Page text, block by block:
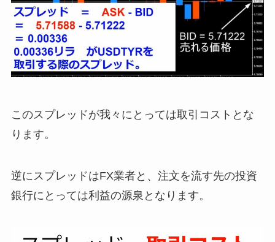
このスプレッドが我々にとっては取引コストとな
ります。
逆にスプレッドはFX業者と、注文を流す先の投資
銀行にとっては利益の源泉となります。